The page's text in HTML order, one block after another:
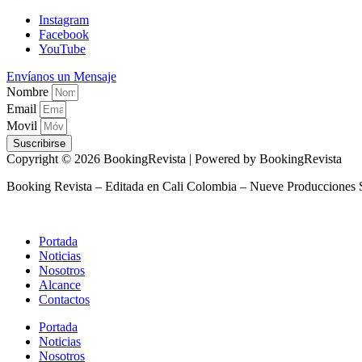
Instagram
Facebook
YouTube
Envíanos un Mensaje
Nombre
Email
Movil
Suscribirse
Copyright © 2026 BookingRevista | Powered by BookingRevista
Booking Revista – Editada en Cali Colombia – Nueve Producciones
Portada
Noticias
Nosotros
Alcance
Contactos
Portada
Noticias
Nosotros